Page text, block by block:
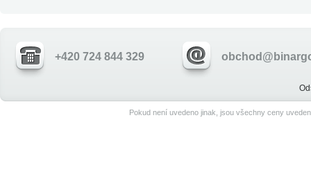
+420 724 844 329
Pokud není uvedeno jinak, jsou všechny ceny